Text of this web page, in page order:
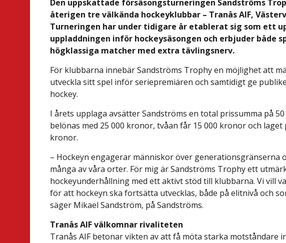
Den uppskattade försäsongsturneringen Sandströms
återigen tre välkända hockeyklubbar – Tranås AIF,
Turneringen har under tidigare år etablerat sig som ett
uppladdningen inför hockeysäsongen och erbjuder både
högklassiga matcher med extra tävlingsnerv.
För klubbarna innebär Sandströms Trophy en möjlighet att
utveckla sitt spel inför seriepremiären och samtidigt ge
hockey.
I årets upplaga avsätter Sandströms en total prissumma på
belönas med 25 000 kronor, tvåan får 15 000 kronor och laget
kronor.
– Hockeyn engagerar människor över generationsgränserna
många av våra orter. För mig är Sandströms Trophy ett
hockeyunderhållning med ett aktivt stöd till klubbarna. Vi vill
för att hockeyn ska fortsätta utvecklas, både på elitnivå och
säger Mikael Sandström, på Sandströms.
Tranås AIF välkomnar rivaliteten
Tranås AIF betonar vikten av att få möta starka motståndare